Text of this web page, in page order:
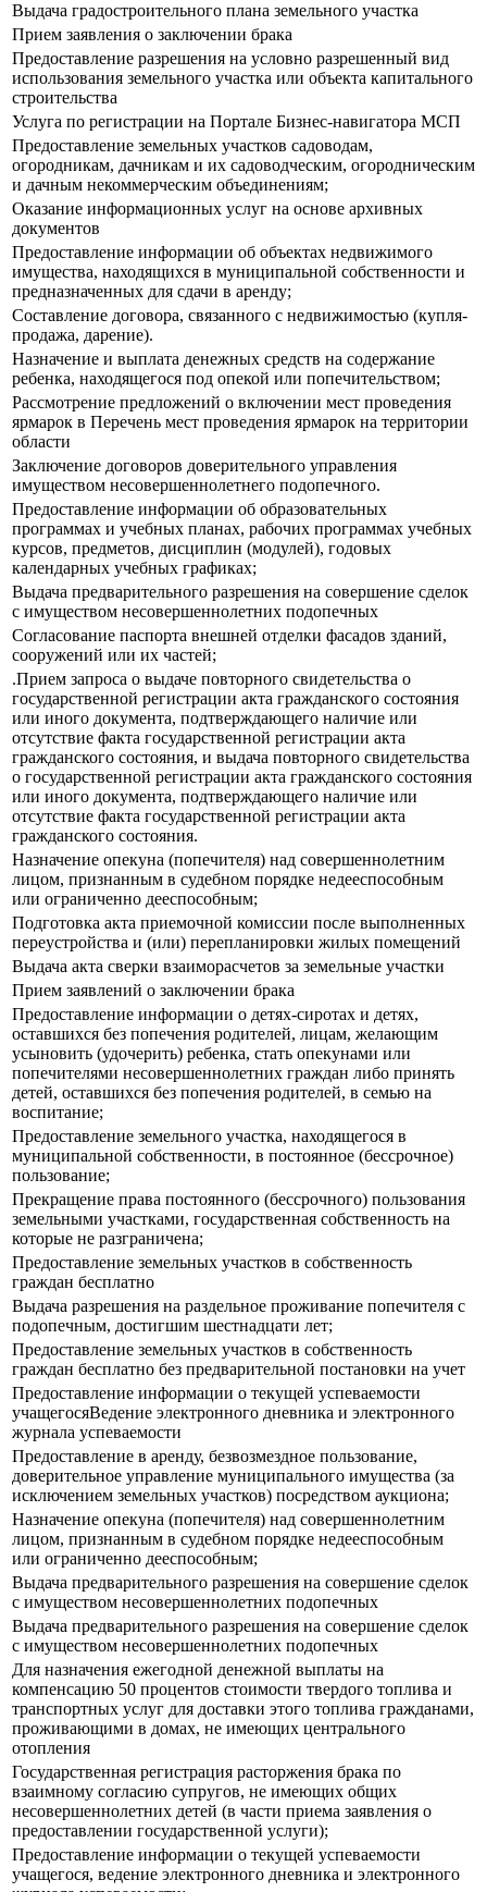
Выдача градостроительного плана земельного участка
Прием заявления о заключении брака
Предоставление разрешения на условно разрешенный вид
использования земельного участка или объекта капитального
строительства
Услуга по регистрации на Портале Бизнес-навигатора МСП
Предоставление земельных участков садоводам,
огородникам, дачникам и их садоводческим, огородническим
и дачным некоммерческим объединениям;
Оказание информационных услуг на основе архивных
документов
Предоставление информации об объектах недвижимого
имущества, находящихся в муниципальной собственности и
предназначенных для сдачи в аренду;
Составление договора, связанного с недвижимостью (купля-
продажа, дарение).
Назначение и выплата денежных средств на содержание
ребенка, находящегося под опекой или попечительством;
Рассмотрение предложений о включении мест проведения
ярмарок в Перечень мест проведения ярмарок на территории
области
Заключение договоров доверительного управления
имуществом несовершеннолетнего подопечного.
Предоставление информации об образовательных
программах и учебных планах, рабочих программах учебных
курсов, предметов, дисциплин (модулей), годовых
календарных учебных графиках;
Выдача предварительного разрешения на совершение сделок
с имуществом несовершеннолетних подопечных
Согласование паспорта внешней отделки фасадов зданий,
сооружений или их частей;
.Прием запроса о выдаче повторного свидетельства о
государственной регистрации акта гражданского состояния
или иного документа, подтверждающего наличие или
отсутствие факта государственной регистрации акта
гражданского состояния, и выдача повторного свидетельства
о государственной регистрации акта гражданского состояния
или иного документа, подтверждающего наличие или
отсутствие факта государственной регистрации акта
гражданского состояния.
Назначение опекуна (попечителя) над совершеннолетним
лицом, признанным в судебном порядке недееспособным
или ограниченно дееспособным;
Подготовка акта приемочной комиссии после выполненных
переустройства и (или) перепланировки жилых помещений
Выдача акта сверки взаиморасчетов за земельные участки
Прием заявлений о заключении брака
Предоставление информации о детях-сиротах и детях,
оставшихся без попечения родителей, лицам, желающим
усыновить (удочерить) ребенка, стать опекунами или
попечителями несовершеннолетних граждан либо принять
детей, оставшихся без попечения родителей, в семью на
воспитание;
Предоставление земельного участка, находящегося в
муниципальной собственности, в постоянное (бессрочное)
пользование;
Прекращение права постоянного (бессрочного) пользования
земельными участками, государственная собственность на
которые не разграничена;
Предоставление земельных участков в собственность
граждан бесплатно
Выдача разрешения на раздельное проживание попечителя с
подопечным, достигшим шестнадцати лет;
Предоставление земельных участков в собственность
граждан бесплатно без предварительной постановки на учет
Предоставление информации о текущей успеваемости
учащегосяВедение электронного дневника и электронного
журнала успеваемости
Предоставление в аренду, безвозмездное пользование,
доверительное управление муниципального имущества (за
исключением земельных участков) посредством аукциона;
Назначение опекуна (попечителя) над совершеннолетним
лицом, признанным в судебном порядке недееспособным
или ограниченно дееспособным;
Выдача предварительного разрешения на совершение сделок
с имуществом несовершеннолетних подопечных
Выдача предварительного разрешения на совершение сделок
с имуществом несовершеннолетних подопечных
Для назначения ежегодной денежной выплаты на
компенсацию 50 процентов стоимости твердого топлива и
транспортных услуг для доставки этого топлива гражданами,
проживающими в домах, не имеющих центрального
отопления
Государственная регистрация расторжения брака по
взаимному согласию супругов, не имеющих общих
несовершеннолетних детей (в части приема заявления о
предоставлении государственной услуги);
Предоставление информации о текущей успеваемости
учащегося, ведение электронного дневника и электронного